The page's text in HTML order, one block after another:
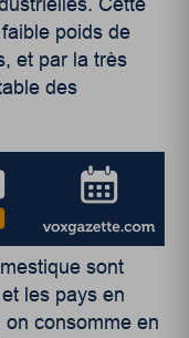
poids de
et par la très
des
sont
les pays en
consomme en